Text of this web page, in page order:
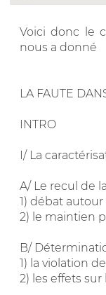
Voici donc le
nous a donné
LA FAUTE
INTRO
I/ La
A/ Le recul de
1) débat
2) le maintien
B/
1) la violation
2) les effets